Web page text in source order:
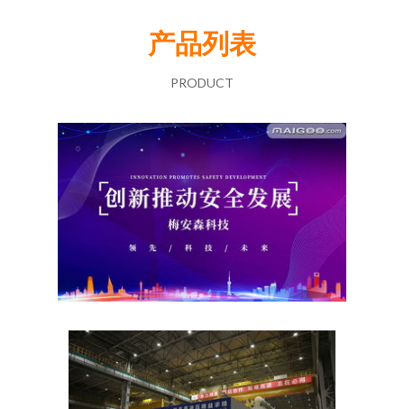
产品列表
PRODUCT